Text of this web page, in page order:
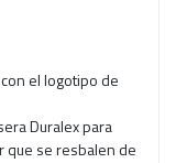
el logotipo de
Duralex para
que se resbalen de